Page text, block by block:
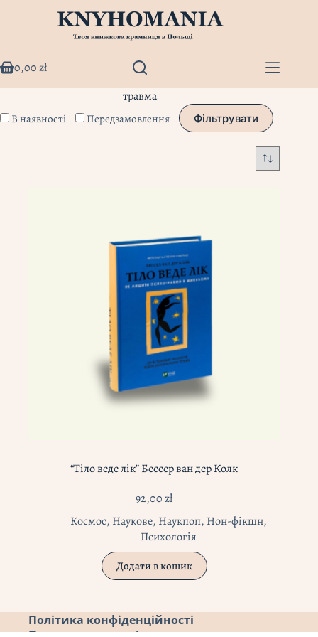
Кошик
0,00zł
травма
В наявності Передзамовлення Фільтрувати
“Тіло веде лік” Бессер ван дер Колк
92,00zł
Космос, Наукове, Наукпоп, Нон-фікшн,
Психологія
Додати в кошик
Політика конфіденційності